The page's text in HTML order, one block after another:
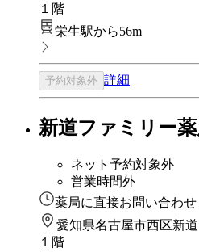
１階
栄生駅から56m
予約対象外 詳細
新道ファミリー
ネット予約対象外
営業時間外
薬局に直接お問い合わ
愛知県名古屋市西区新
１階